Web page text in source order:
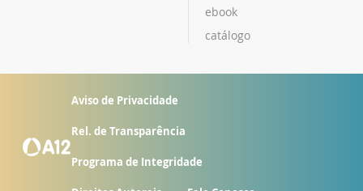
ebook
catálogo
Aviso de Privacidade
Rel. de Transparência
Programa de Integridade